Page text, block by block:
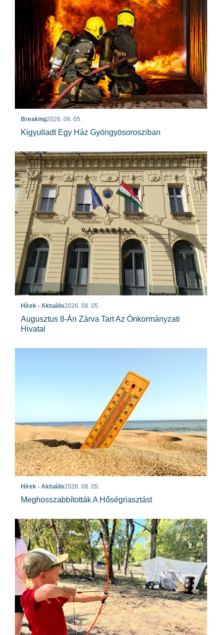
Breaking2026. 08. 05.
Kigyulladt Egy Ház Gyöngyösorosziban
Hírek - Aktuális2026. 08. 05.
Augusztus 8-Án Zárva Tart Az Önkormányzati
Hivatal
Hírek - Aktuális2026. 08. 05.
Meghosszabbították A Hőségriasztást